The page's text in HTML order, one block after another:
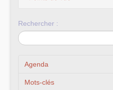
Rechercher :
Agenda
Mots-clés